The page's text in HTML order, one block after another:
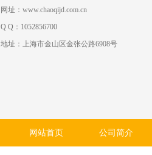
网址：www.chaoqijd.com.cn
Q Q：1052856700
地址：上海市金山区金张公路6908号
网站首页 公司简介